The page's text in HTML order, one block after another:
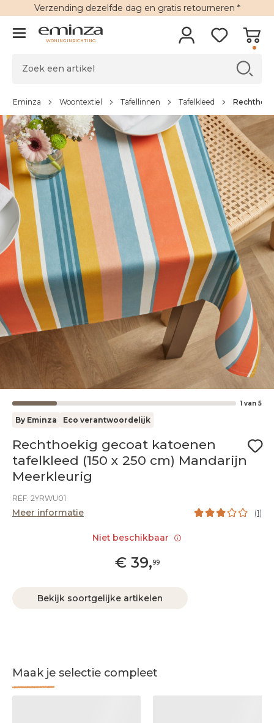
Verzending dezelfde dag en gratis retourneren *
WONINGINRICHTING
Eminza Woontextiel Tafellinnen Tafelkleed
1 van 5
By Eminza Eco verantwoordelijk
Rechthoekig gecoat katoenen
tafelkleed (150 x 250 cm) Mandarijn
Meerkleurig
REF. 2YRWU01
Meer informatie (1)
€ 39,99
Bekijk soortgelijke artikelen
Maak je selectie compleet